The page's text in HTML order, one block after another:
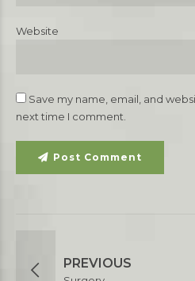
Website
Save my name, email, and
next time I comment.
Post Comment
PREVIOUS